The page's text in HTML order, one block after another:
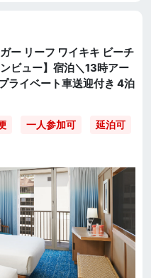
ー リーフ ワイキキ ビーチ
ビュー】宿泊＼13時アー
ライベート車送迎付き 4泊
一人参加可 延泊可